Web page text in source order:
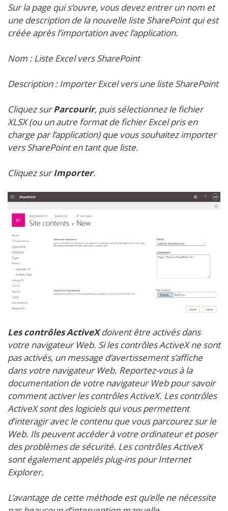
Sur la page qui s’ouvre, vous devez entrer un nom et
une description de la nouvelle liste SharePoint qui est
créée après l’importation avec l’application.
Nom :Liste Excel vers SharePoint
Description :Importer Excel vers une liste SharePoint
Cliquez surParcourir, puis sélectionnez le fichier
XLSX (ou un autre format de fichier Excel pris en
charge par l’application) que vous souhaitez importer
vers SharePoint en tant que liste.
Cliquez surImporter.
Les contrôles ActiveXdoivent être activés dans
votre navigateur Web. Si les contrôles ActiveX ne sont
pas activés, un message d’avertissement s’affiche
dans votre navigateur Web. Reportez-vous à la
documentation de votre navigateur Web pour savoir
comment activer les contrôles ActiveX. Les contrôles
ActiveX sont des logiciels qui vous permettent
d’interagir avec le contenu que vous parcourez sur le
Web. Ils peuvent accéder à votre ordinateur et poser
des problèmes de sécurité. Les contrôles ActiveX
sont également appelés plug-ins pour Internet
Explorer.
L’avantage de cette méthode est qu’elle ne nécessite